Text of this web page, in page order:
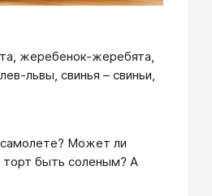
жеребенок-жеребята,
львы, свинья – свиньи,
Может ли
торт быть соленым? А